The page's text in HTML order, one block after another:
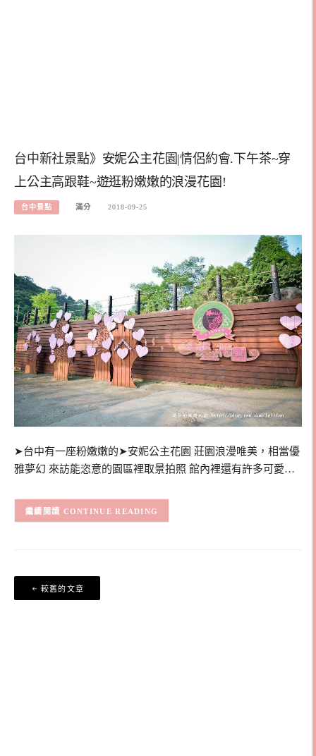
台中新社景點》安妮公主花園|情侶約會.下午茶~穿
上公主高跟鞋~遊逛粉嫩嫩的浪漫花園!
台中景點 滿分 2018-09-25
➤台中有一座粉嫩嫩的➤安妮公主花園 莊園浪漫唯美，相當優
雅夢幻 來訪能恣意的園區裡取景拍照 館內裡還有許多可愛…
CONTINUE READING
文
章
較舊的文章